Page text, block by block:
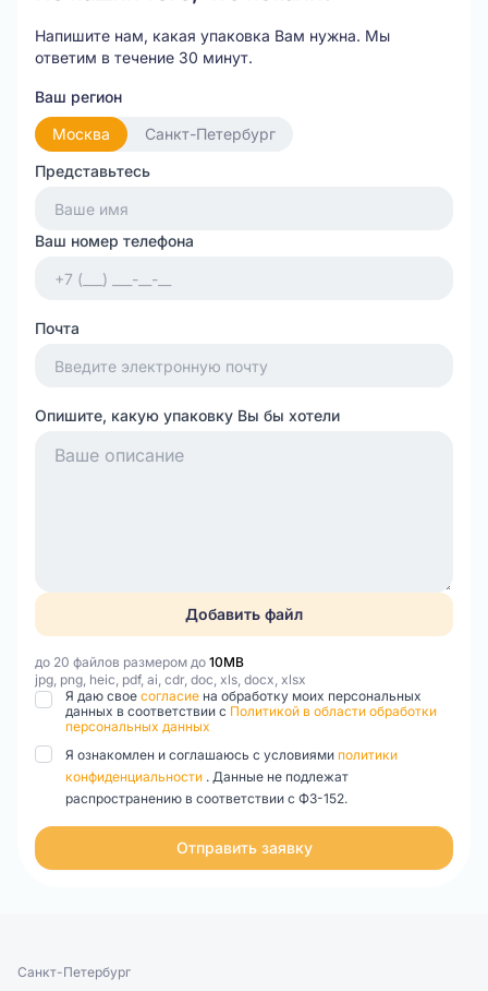
Напишите нам, какая упаковка Вам нужна. Мы
ответим в течение 30 минут.
Ваш регион
Москва
Санкт-Петербург
Представьтесь
Ваш номер телефона
Почта
Опишите, какую упаковку Вы бы хотели
Добавить файл
до 20 файлов размером до 10MB
jpg, png, heic, pdf, ai, cdr, doc, xls, docx, xlsx
Я даю свое согласие на обработку моих персональных
данных в соответствии с Политикой в области обработки
персональных данных
Я ознакомлен и соглашаюсь с условиями политики
конфиденциальности . Данные не подлежат
распространению в соответствии с ФЗ-152.
Отправить заявку
Санкт-Петербург